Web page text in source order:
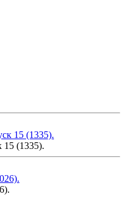
15 (1335).